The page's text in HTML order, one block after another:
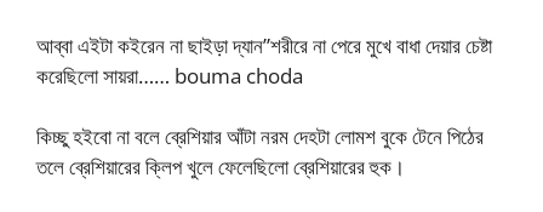
আব্বা এইটা কইরেন না ছাইড়া দ্যান”শরীরে না পেরে মুখে বাধা দেয়ার চেষ্টা
করেছিলো সায়রা…… bouma choda
কিচ্ছু হইবো না বলে ব্রেশিয়ার আঁটা নরম দেহটা লোমশ বুকে টেনে পিঠের
তলে ব্রেশিয়ারের ক্লিপ খুলে ফেলেছিলো ব্রেশিয়ারের হুক।